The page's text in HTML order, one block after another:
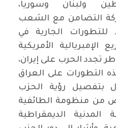
ولبنان وسوريا،
التضامن مع الشعب
للتطورات الجارية في
الأمريكية
تجدد الحرب على إيران،
التطورات على العراق
بتفصيل رؤية الحزب
من منظومة الطائفية
المدنية الديمقراطية